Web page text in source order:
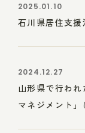
2025.01.10
石川県居住支
2024.12.27
山形県で行わ
マネジメント